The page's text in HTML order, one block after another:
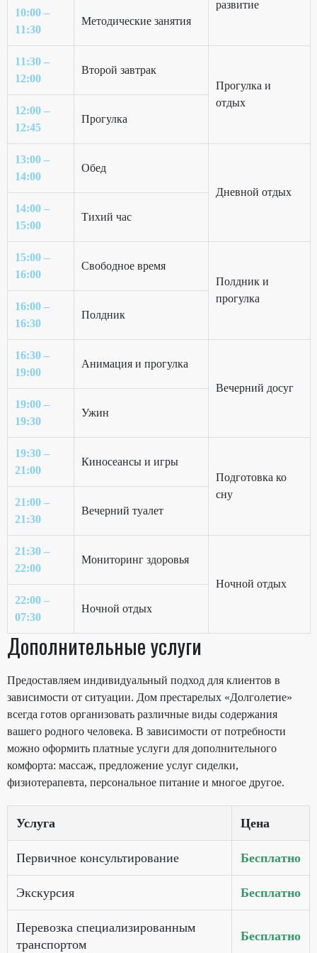
развитие
10:00 –
11:30
Методические занятия
11:30 –
12:00
Второй завтрак
Прогулка и
отдых
12:00 –
12:45
Прогулка
13:00 –
14:00
Обед
Дневной отдых
14:00 –
15:00
Тихий час
15:00 –
16:00
Свободное время
Полдник и
прогулка
16:00 –
16:30
Полдник
16:30 –
19:00
Анимация и прогулка
Вечерний досуг
19:00 –
19:30
Ужин
19:30 –
21:00
Киносеансы и игры
Подготовка ко
сну
21:00 –
21:30
Вечерний туалет
21:30 –
22:00
Мониторинг здоровья
Ночной отдых
22:00 –
07:30
Ночной отдых
Дополнительные услуги
Предоставляем индивидуальный подход для клиентов в
зависимости от ситуации. Дом престарелых «Долголетие»
всегда готов организовать различные виды содержания
вашего родного человека. В зависимости от потребности
можно оформить платные услуги для дополнительного
комфорта: массаж, предложение услуг сиделки,
физиотерапевта, персональное питание и многое другое.
Услуга Цена
Первичное консультирование Бесплатно
Экскурсия Бесплатно
Перевозка специализированным
транспортом
Бесплатно